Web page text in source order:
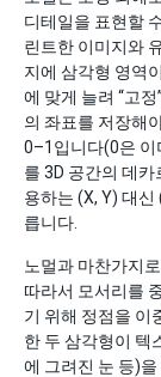
디테일을 표현할
린트한 이미지와
지에 삼각형 영역
에 맞게 늘려 “고
의 좌표를 저장해
0–1입니다(0은 이
를 3D 공간의 데
용하는 (X, Y) 대신
릅니다.
노멀과 마찬가지
따라서 모서리를
기 위해 정점을 이
한 두 삼각형이 텍
에 그려진 눈 등)